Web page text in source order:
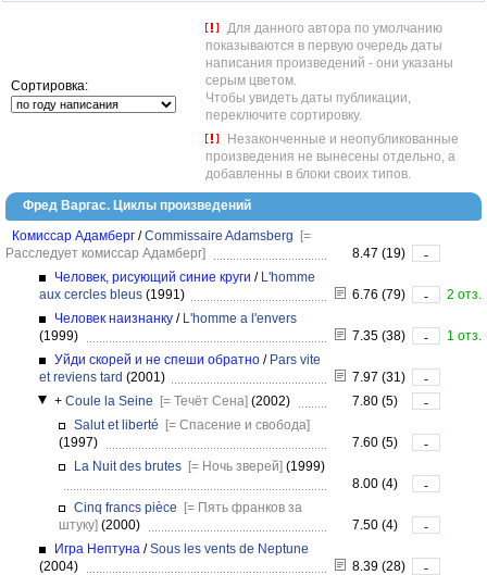
Сортировка:
Для данного автора по умолчанию
показываются в первую очередь даты
написания произведений - они указаны
серым цветом.
Чтобы увидеть даты публикации,
переключите сортировку.
Незаконченные и неопубликованные
произведения не вынесены отдельно, а
добавленны в блоки своих типов.
Фред Варгас. Циклы произведений
Комиссар Адамберг /Commissaire Adamsberg
[=
Расследует комиссар Адамберг]
8.47 (19)
-
Человек, рисующий синие круги / L'homme
aux cercles bleus (1991) 6.76 (79) -
2 отз.
Человек наизнанку / L'homme a l'envers
(1999)
7.35 (38) -
1 отз.
Уйди скорей и не спеши обратно / Pars vite
et reviens tard (2001) 7.97 (31)
-
+ Coule la Seine [= Течёт Сена] (2002) 7.80 (5)
-
Salut et liberté
[= Спасение и свобода]
(1997)
7.60 (5)
-
La Nuit des brutes [= Ночь зверей] (1999)
8.00 (4)
-
Cinq francs pièce
[= Пять франков за
штуку] (2000) 7.50 (4)
-
Игра Нептуна /Sous les vents de Neptune
(2004)
8.39 (28) -